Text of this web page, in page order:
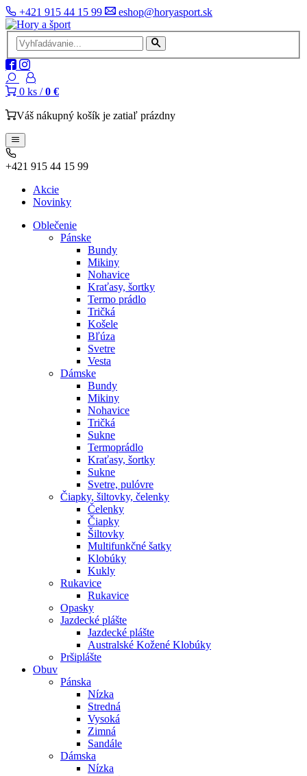
+421 915 44 15 99 eshop@horyasport.sk
0 ks / 0 €
Váš nákupný košík je zatiaľ prázdny
+421 915 44 15 99
Akcie
Novinky
Oblečenie
Pánske
Bundy
Mikiny
Nohavice
Kraťasy, šortky
Termo prádlo
Tričká
Košele
Bľúza
Svetre
Vesta
Dámske
Bundy
Mikiny
Nohavice
Tričká
Sukne
Termoprádlo
Kraťasy, šortky
Sukne
Svetre, pulóvre
Čiapky, šiltovky, čelenky
Čelenky
Čiapky
Šiltovky
Multifunkčné šatky
Klobúky
Kukly
Rukavice
Rukavice
Opasky
Jazdecké plášte
Jazdecké plášte
Australské Kožené Klobúky
Pršiplášte
Obuv
Pánska
Nízka
Stredná
Vysoká
Zimná
Sandále
Dámska
Nízka